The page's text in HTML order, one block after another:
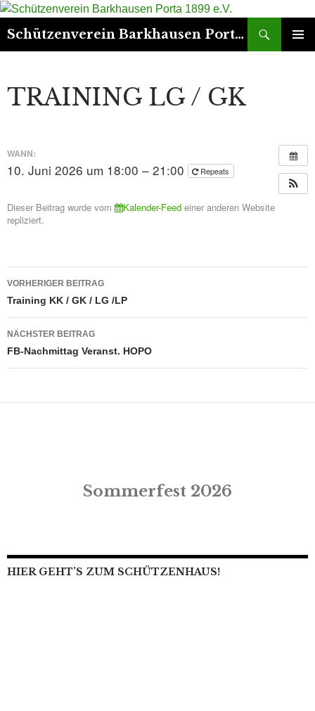
Schützenverein Barkhausen Porta 1899 e.V.
Suchen
TRAINING LG / GK
WANN:
10. Juni 2026 um 18:00 – 21:00 Repeats
Dieser Beitrag wurde vom Kalender-Feed einer anderen Website
repliziert.
Beitrags-
Navigation
VORHERIGER BEITRAG
Training KK / GK / LG /LP
NÄCHSTER BEITRAG
FB-Nachmittag Veranst. HOPO
Sommerfest 2026
HIER GEHT’S ZUM SCHÜTZENHAUS!